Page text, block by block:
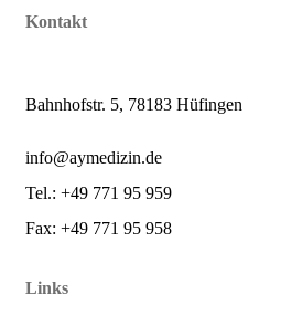
Kontakt
Bahnhofstr. 5, 78183 Hüfingen
info@aymedizin.de
Tel.: +49 771 95 959
Fax: +49 771 95 958
Links